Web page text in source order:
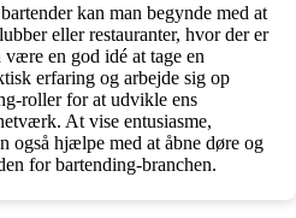
kan man begynde med at
eller restauranter, hvor der er
en god idé at tage en
erfaring og arbejde sig op
roller for at udvikle ens
At vise entusiasme,
også hjælpe med at åbne døre og
for bartending-branchen.